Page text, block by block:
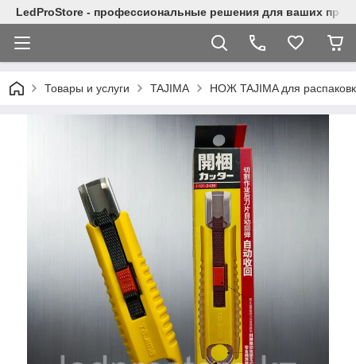
LedProStore - профессиональные решения для ваших
Товары и услуги TAJIMA НОЖ TAJIMA для